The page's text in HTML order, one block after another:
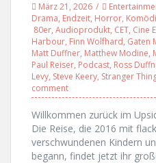
März 21, 2026
Drama, Endzeit, Horror,
80er, Audioprodukt, CET, Cine
Harbour, Finn Wolfhard, Gaten
Matt Duffner, Matthew Modine,
Paul Reiser, Podcast, Ross
Levy, Steve Keery, Stranger
comment
Willkommen zurück im
Die Reise, die 2016 mit
verschwundenen Kindern
begann, findet jetzt ihr